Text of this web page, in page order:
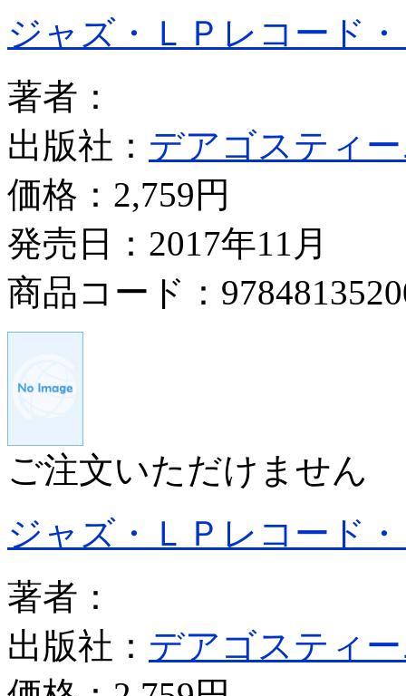
ジャズ・ＬＰレコード
著者：
出版社： デアゴスティ
価格： 2,759円
発売日：2017年11月
商品コード：
ご注文いただけません
ジャズ・ＬＰレコード
著者：
出版社： デアゴスティ